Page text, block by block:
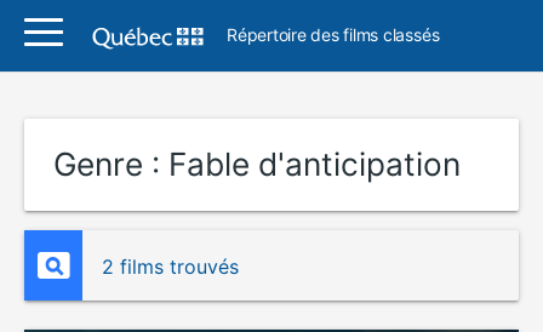
Répertoire des films classés
Genre : Fable d'anticipation
2 films trouvés